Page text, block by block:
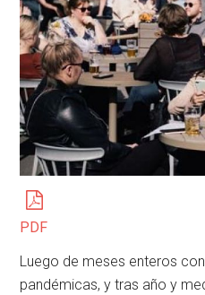
PDF
Luego de meses enteros
pandémicas, y tras año y